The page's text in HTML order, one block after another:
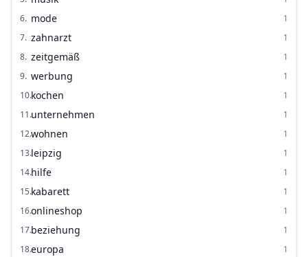
6. mode
1
7. zahnarzt
1
8. zeitgemäß
1
9. werbung
1
10.kochen
1
11.unternehmen
1
12.wohnen
1
13.leipzig
1
14.hilfe
1
15.kabarett
1
16.onlineshop
1
17.beziehung
1
18.europa
1